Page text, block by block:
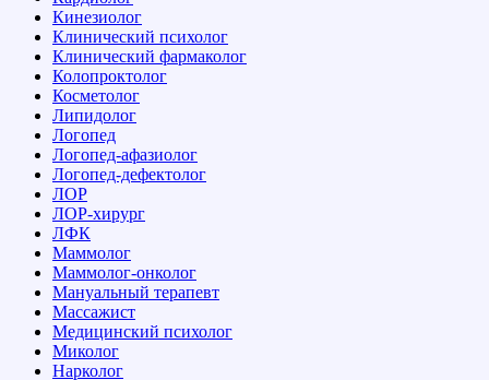
Кинезиолог
Клинический психолог
Клинический фармаколог
Колопроктолог
Косметолог
Липидолог
Логопед
Логопед-афазиолог
Логопед-дефектолог
ЛОР
ЛОР-хирург
ЛФК
Маммолог
Маммолог-онколог
Мануальный терапевт
Массажист
Медицинский психолог
Миколог
Нарколог